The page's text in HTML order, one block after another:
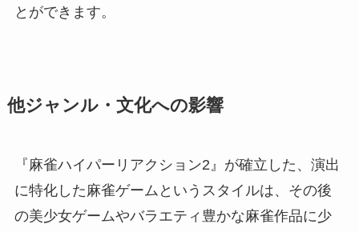
とができます。
他ジャンル・文化への影響
『麻雀ハイパーリアクション2』が確立した、演出
に特化した麻雀ゲームというスタイルは、その後
の美少女ゲームやバラエティ豊かな麻雀作品に少